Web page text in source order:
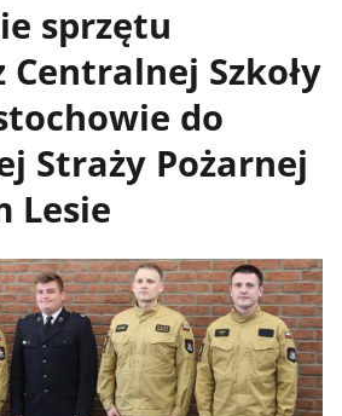
sprzętu
Centralnej Szkoły
do
Straży Pożarnej
Lesie